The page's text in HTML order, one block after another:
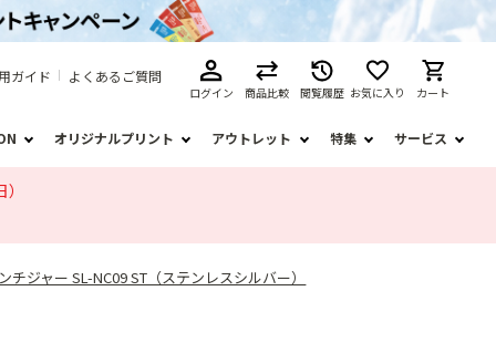
ガイド よくあるご質問
ログイン 商品比較 閲覧履歴 お気に入り カート
オリジナルプリント アウトレット 特集 サービス
チジャー SL-NC09 ST（ステンレスシルバー）